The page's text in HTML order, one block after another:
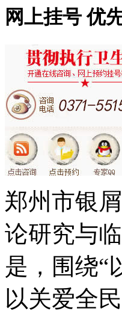
网上挂号 优
郑州市银
论研究与
是，围绕“
以关爱全